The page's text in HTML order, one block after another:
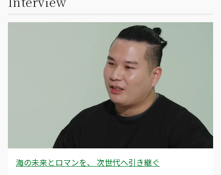
海の未来とロマンを、 次世代へ引き継ぐ